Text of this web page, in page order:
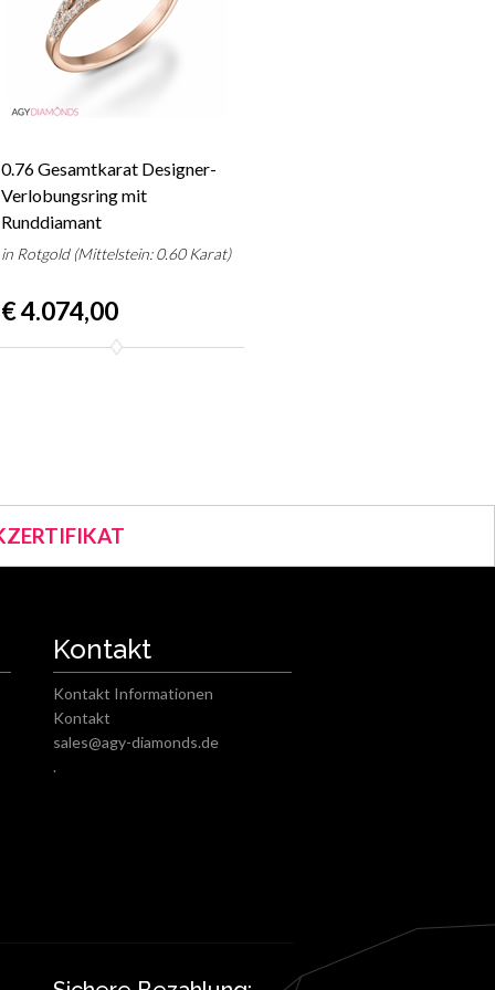
0.76 Gesamtkarat Designer-
Verlobungsring mit
Runddiamant
in Rotgold (Mittelstein: 0.60 Karat)
€ 4.074,00
Kontakt
Kontakt Informationen
Kontakt
sales@agy-diamonds.de
.